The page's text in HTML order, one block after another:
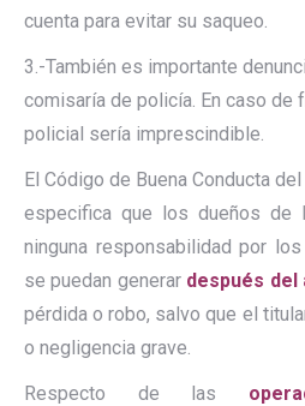
cuenta para evitar su saqueo.
3.-También es importante
comisaría de policía. En caso de
policial sería imprescindible.
El Código de Buena Conducta
especifica que los dueños de
ninguna responsabilidad por
se puedan generar después del
pérdida o robo, salvo que el
o negligencia grave.
Respecto de las